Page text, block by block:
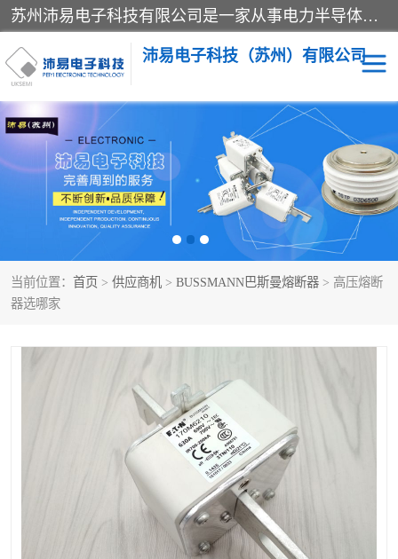
苏州沛易电子科技有限公司是一家从事电力半导体器件和电子元器件的专业代理及分销商，产品包括：IGBT模块、IPM模块、PIM模块、二极管、三极管、可控硅、整流桥、IGBT单管、IGBT电路驱动板、GTR达林顿模块、快恢复二极管、肖特基二极管、熔断器、IC集成电路、快速熔断器等。
沛易电子科技（苏州）有限公司
当前位置： 首页 > 供应商机 > BUSSMANN巴斯曼熔断器 > 高压熔断
器选哪家
西门康 英飞凌
快恢复二极管 英飞凌IGBT模块
英飞凌可控硅模块 IXYS艾赛斯可控硅
SEMIKRON西门康IGBT SEMIKRON西门康可控硅